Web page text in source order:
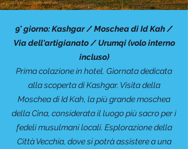
9° giorno: Kashgar / Moschea di Id Kah /
Via dell'artigianato / Urumqi (volo interno
incluso)
Prima colazione in hotel. Giornata dedicata
alla scoperta di Kashgar. Visita della
Moschea di Id Kah, la più grande moschea
della Cina, considerata il luogo più sacro per i
fedeli musulmani locali. Esplorazione della
Città Vecchia, dove si potrà assistere a una